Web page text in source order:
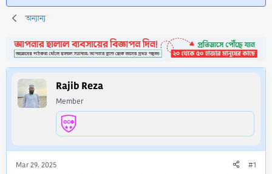
r
e
d
s
t
a
r
t
a
d
a
t
e
অন্যান্য
Rajib Reza
Member
Mar 29, 2025 #1